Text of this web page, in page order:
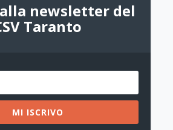
newsletter del
Taranto
MI ISCRIVO